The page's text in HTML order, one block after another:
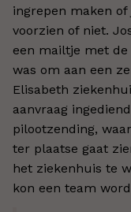
ingrepen maken
voorzien of niet.
een mailtje met de
was om aan een
Elisabeth
aanvraag
pilootzending,
ter plaatse gaat
het ziekenhuis te
kon een team